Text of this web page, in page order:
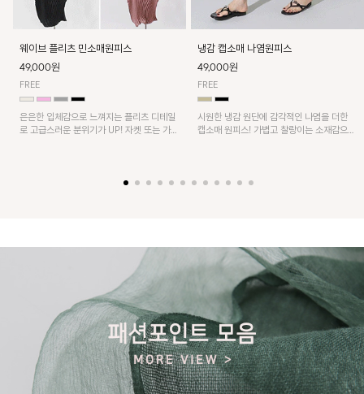
웨이브 플리츠 민소매원피스
49,000원
FREE
은은한 입체감으로 느껴지는 플리츠 디테일
로 고급스러운 분위기가 UP! 자켓 또는 가디
냉감 캡소매 나염원피스
49,000원
FREE
시원한 냉감 원단에 감각적인 나염을 더한
캡소매 원피스! 가볍고 찰랑이는 소재감으로